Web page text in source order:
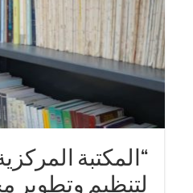
“المكتبة
لتنظيم وتطوير